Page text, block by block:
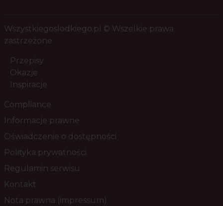
Wszystkiegoslodkiego.pl © Wszelkie prawa
zastrzeżone
Przepisy
Okazje
Inspiracje
Compliance
Informacje prawne
Oświadczenie o dostępności
Polityka prywatności
Regulamin serwisu
Kontakt
Nota prawna (impressum)